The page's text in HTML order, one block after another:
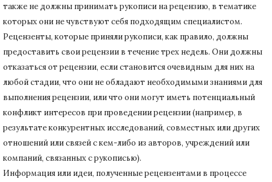
также не должны принимать рукописи на рецензию, в тематике
которых они не чувствуют себя подходящим специалистом.
Рецензенты, которые приняли рукописи, как правило, должны
предоставить свои рецензии в течение трех недель. Они должны
отказаться от рецензии, если становится очевидным для них на
любой стадии, что они не обладают необходимыми знаниями для
выполнения рецензии, или что они могут иметь потенциальный
конфликт интересов при проведении рецензии (например, в
результате конкурентных исследований, совместных или других
отношений или связей с кем-либо из авторов, учреждений или
компаний, связанных с рукописью).
Информация или идеи, полученные рецензентами в процессе